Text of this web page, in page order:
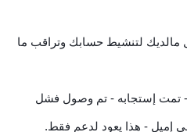
مالديك لتنشيط حسابك وتراقب ما
- تمت إستجابه - تم وصول فشل
- هذا يعود لدعم فقط.